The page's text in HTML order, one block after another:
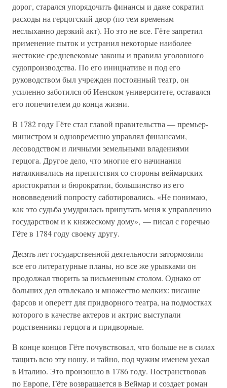
дорог, старался упорядочить финансы и даже сократил
расходы на герцогский двор (по тем временам
неслыханно дерзкий акт). Но это не все. Гёте запретил
применение пыток и устранил некоторые наиболее
жестокие средневековые законы и правила уголовного
судопроизводства. По его инициативе и под его
руководством был учрежден постоянный театр, он
усиленно заботился об Иенском университете, оставался
его попечителем до конца жизни.
В 1782 году Гёте стал главой правительства — премьер-
министром и одновременно управлял финансами,
лесоводством и личными земельными владениями
герцога. Другое дело, что многие его начинания
наталкивались на препятствия со стороны веймарских
аристократии и бюрократии, большинство из его
нововведений попросту саботировались. «Не понимаю,
как это судьба умудрилась припутать меня к управлению
государством и к княжескому дому», — писал с горечью
Гёте в 1784 году своему другу.
Десять лет государственной деятельности затормозили
все его литературные планы, но все же урывками он
продолжал творить за письменным столом. Однако от
больших дел отвлекало и множество мелких: писание
фарсов и оперетт для придворного театра, на подмостках
которого в качестве актеров и актрис выступали
родственники герцога и придворные.
В конце концов Гёте почувствовал, что больше не в силах
тащить всю эту ношу, и тайно, под чужим именем уехал
в Италию. Это произошло в 1786 году. Постранствовав
по Европе, Гёте возвращается в Веймар и создает роман